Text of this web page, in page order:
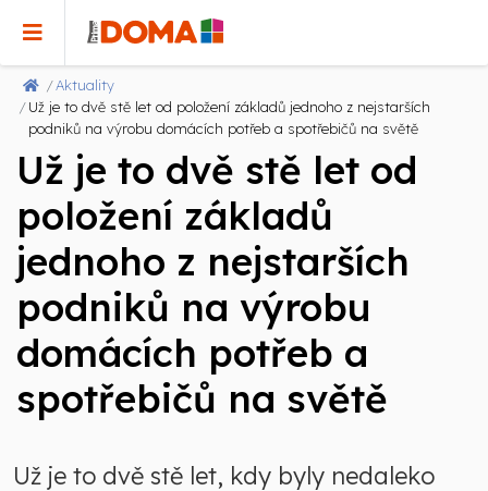
Aktuality
Už je to dvě stě let od položení základů jednoho z nejstarších
podniků na výrobu domácích potřeb a spotřebičů na světě
Už je to dvě stě let od
položení základů
jednoho z nejstarších
podniků na výrobu
domácích potřeb a
spotřebičů na světě
Už je to dvě stě let, kdy byly nedaleko